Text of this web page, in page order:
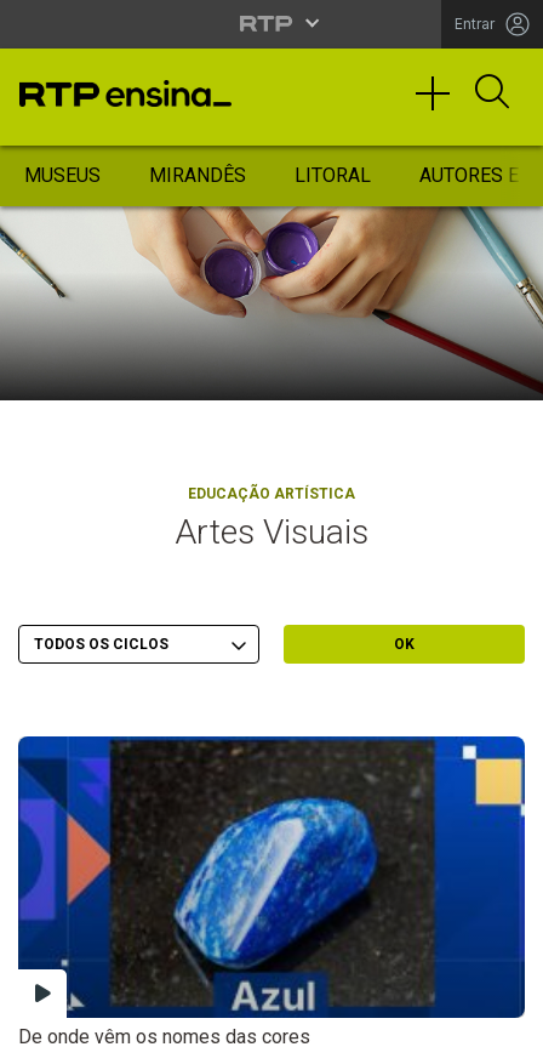
Entrar
MUSEUS MIRANDÊS LITORAL AUTORES
EDUCAÇÃO ARTÍSTICA
Artes Visuais
Filtrar por Ciclo
Escolher Ciclo OK
De onde vêm os nomes das cores